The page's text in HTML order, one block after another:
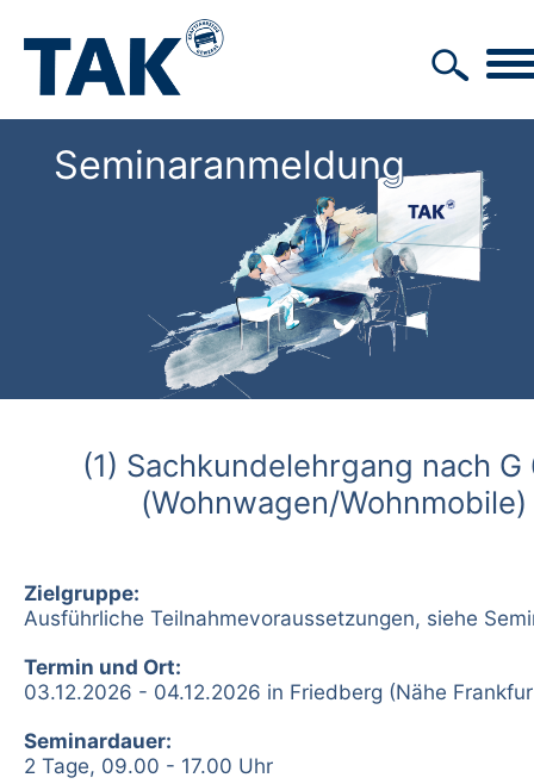
Seminaranmeldung
(1) Sachkundelehrgang nach G
(Wohnwagen/Wohnmobile)
Zielgruppe:
Ausführliche Teilnahmevoraussetzungen, siehe
Termin und Ort:
03.12.2026 - 04.12.2026 in Friedberg (Nähe
Seminardauer:
2 Tage, 09.00 - 17.00 Uhr